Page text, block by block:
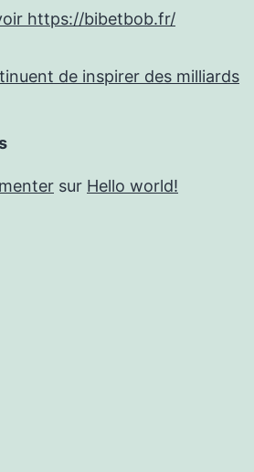
https://bibetbob.fr/
de inspirer des milliards
sur Hello world!